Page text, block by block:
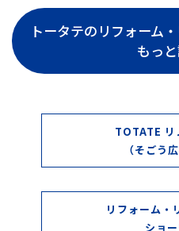
トータテのリフォーム
もっ
TOTATE リ
（そごう
リフォーム・
ショ